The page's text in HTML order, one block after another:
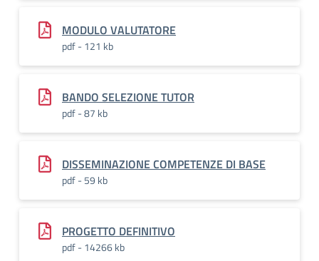
MODULO VALUTATORE
pdf - 121 kb
BANDO SELEZIONE TUTOR
pdf - 87 kb
DISSEMINAZIONE COMPETENZE DI BASE
pdf - 59 kb
PROGETTO DEFINITIVO
pdf - 14266 kb